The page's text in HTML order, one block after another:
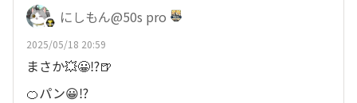
にしもん@50s pro
2025/05/18 20:59
まさか💥😀⁉️🍺
🍊パン😀⁉️